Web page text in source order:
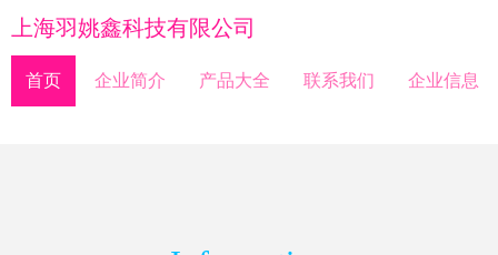
上海羽姚鑫科技有限公司
首页 企业简介 产品大全 联系我们 企业信息